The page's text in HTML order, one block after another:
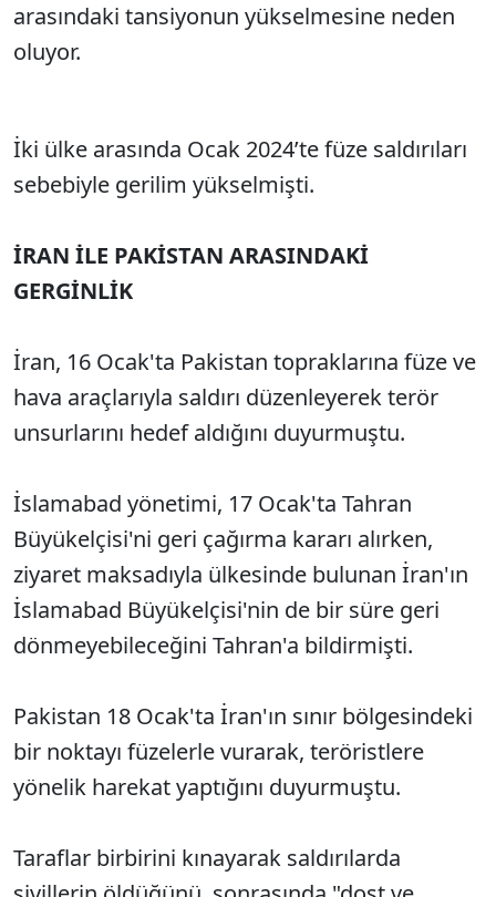
arasındaki tansiyonun yükselmesine neden
oluyor.
İki ülke arasında Ocak 2024’te füze saldırıları
sebebiyle gerilim yükselmişti.
İRAN İLE PAKİSTAN ARASINDAKİ
GERGİNLİK
İran, 16 Ocak'ta Pakistan topraklarına füze ve
hava araçlarıyla saldırı düzenleyerek terör
unsurlarını hedef aldığını duyurmuştu.
İslamabad yönetimi, 17 Ocak'ta Tahran
Büyükelçisi'ni geri çağırma kararı alırken,
ziyaret maksadıyla ülkesinde bulunan İran'ın
İslamabad Büyükelçisi'nin de bir süre geri
dönmeyebileceğini Tahran'a bildirmişti.
Pakistan 18 Ocak'ta İran'ın sınır bölgesindeki
bir noktayı füzelerle vurarak, teröristlere
yönelik harekat yaptığını duyurmuştu.
Taraflar birbirini kınayarak saldırılarda